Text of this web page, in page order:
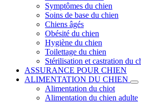
Symptômes du chien
Soins de base du chien
Chiens âgés
Obésité du chien
Hygiène du chien
Toilettage du chien
Stérilisation et castration du
ASSURANCE POUR CHIEN
ALIMENTATION DU CHIEN
Alimentation du chiot
Alimentation du chien adulte